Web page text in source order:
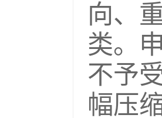
向、
类。
不予
幅压